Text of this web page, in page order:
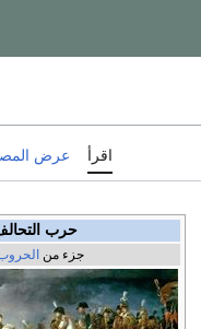
اقرأ عرض
حرب
جزء من الحروب